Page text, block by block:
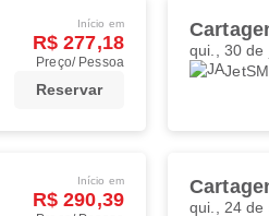
Início em
R$ 277,18
Preço/ Pessoa
Reservar
qui., 30 de
Início em
R$ 290,39 qui., 24 de